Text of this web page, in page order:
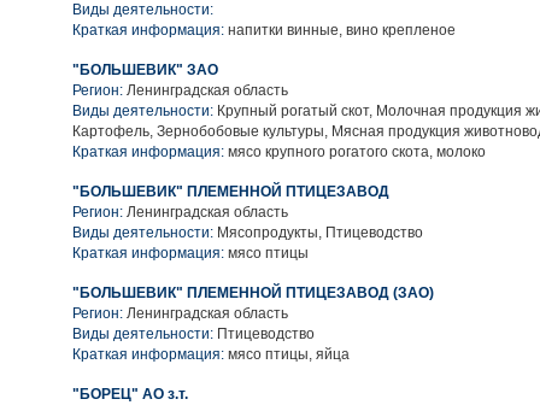
Виды деятельности:
Краткая информация: напитки винные, вино крепленое
"БОЛЬШЕВИК" ЗАО
Регион: Ленинградская область
Виды деятельности: Крупный рогатый скот, Молочная продукция
Картофель, Зернобобовые культуры, Мясная продукция
Краткая информация: мясо крупного рогатого скота, молоко
"БОЛЬШЕВИК" ПЛЕМЕННОЙ ПТИЦЕЗАВОД
Регион: Ленинградская область
Виды деятельности: Мясопродукты, Птицеводство
Краткая информация: мясо птицы
"БОЛЬШЕВИК" ПЛЕМЕННОЙ ПТИЦЕЗАВОД (ЗАО)
Регион: Ленинградская область
Виды деятельности: Птицеводство
Краткая информация: мясо птицы, яйца
"БОРЕЦ" АО з.т.